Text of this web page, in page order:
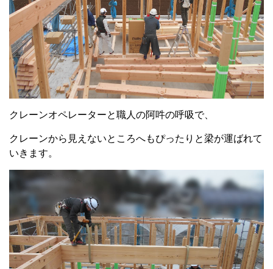
クレーンオペレーターと職人の阿吽の呼吸で、
クレーンから見えないところへもぴったりと梁が運ばれて
いきます。